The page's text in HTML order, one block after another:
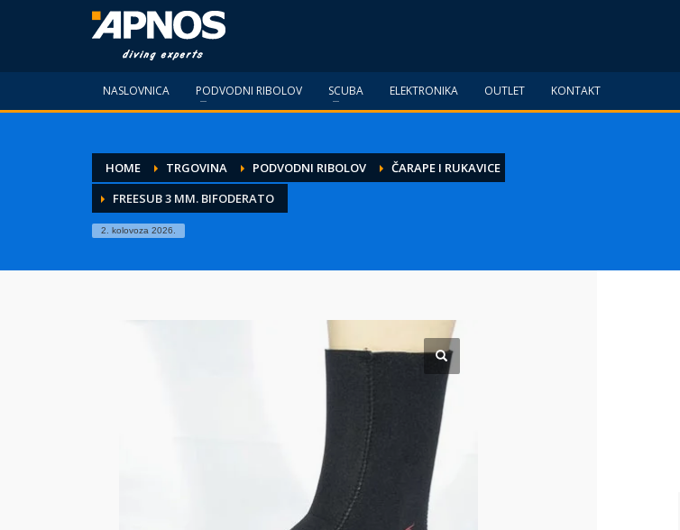
NASLOVNICA PODVODNI RIBOLOV SCUBA ELEKTRONIKA OUTLET KONTAKT
HOME TRGOVINA PODVODNI RIBOLOV
ČARAPE I RUKAVICE
FREESUB 3 MM. BIFODERATO
2. kolovoza 2026.